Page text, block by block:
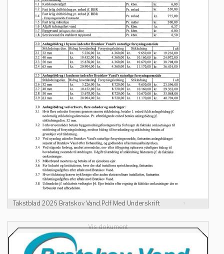
Takstblad 2026 Bratskov Vand.Pdf Med Underskrift
Vis dokument